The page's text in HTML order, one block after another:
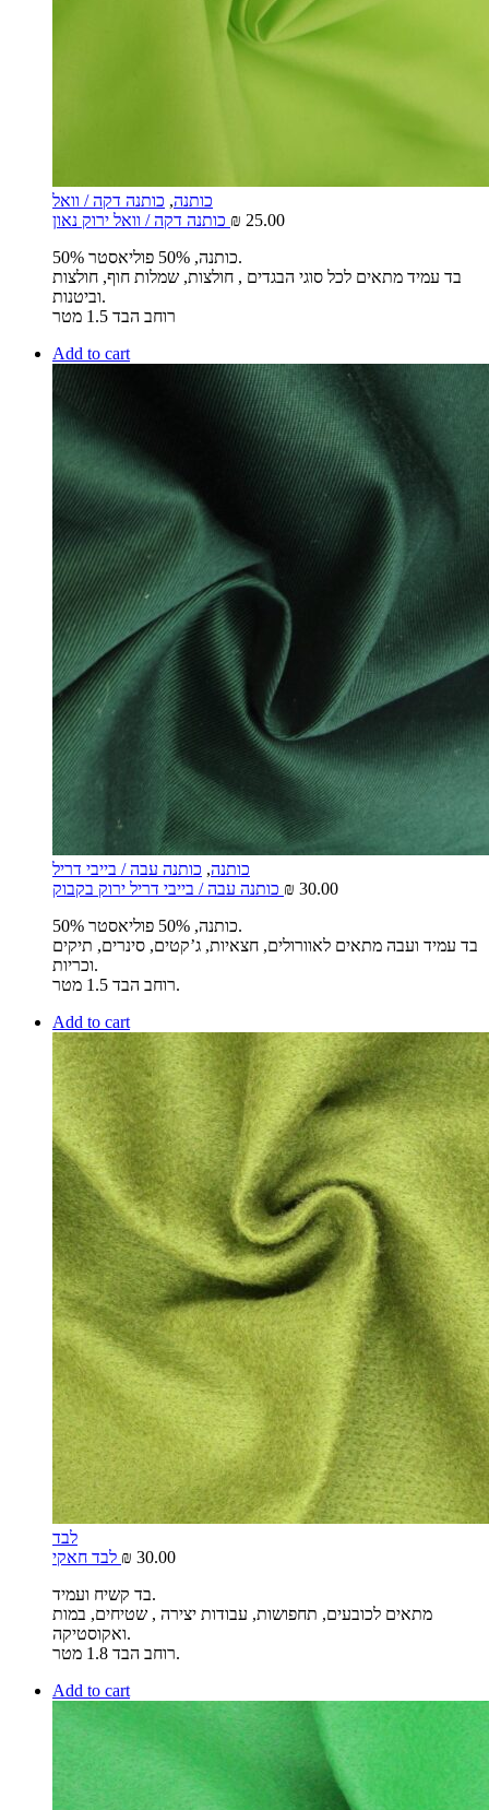
כותנה, כותנה דקה / וואל
₪ 25.00
50% כותנה, 50% פוליאסטר.
בד עמיד מתאים לכל סוגי הבגדים , חולצות, שמלות חוף, חולצות
וביטנות.
רוחב הבד 1.5 מטר
Add to cart
כותנה, כותנה עבה / בייבי דריל
₪ 30.00
50% כותנה, 50% פוליאסטר.
בד עמיד ועבה מתאים לאוורולים, חצאיות, ג’קטים, סינרים, תיקים
וכריות.
רוחב הבד 1.5 מטר.
Add to cart
לבד
₪ 30.00
בד קשיח ועמיד.
מתאים לכובעים, תחפושות, עבודות יצירה , שטיחים, במות
ואקוסטיקה.
רוחב הבד 1.8 מטר.
Add to cart